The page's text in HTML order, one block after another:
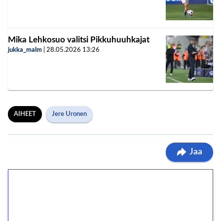
Mika Lehkosuo valitsi Pikkuhuuhkajat
jukka_malm 28.05.2026 13:26
AIHEET Jere Uronen
Jaa